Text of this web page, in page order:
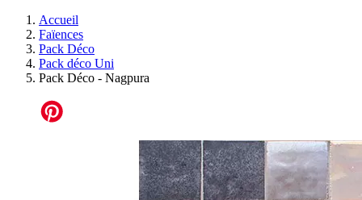
Accueil
Faïences
Pack Déco
Pack déco Uni
Pack Déco - Nagpura